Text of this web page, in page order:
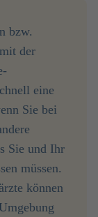
bzw.
der
eine
Sie bei
Sie und Ihr
müssen.
können